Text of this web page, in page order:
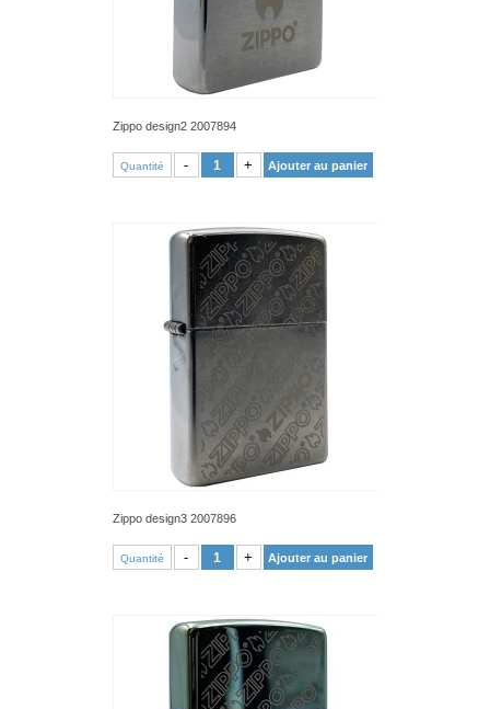
Zippo design2 2007894
Quantité - + Ajouter au panier
Zippo design3 2007896
Quantité - + Ajouter au panier